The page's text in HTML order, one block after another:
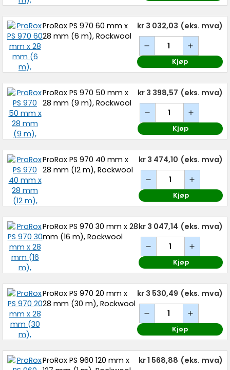
ProRox PS 970 60 mm x
28 mm (6 m), Rockwool
kr 3 032,03 (eks. mva)
Kjøp
ProRox PS 970 50 mm x
28 mm (9 m), Rockwool
kr 3 398,57 (eks. mva)
Kjøp
ProRox PS 970 40 mm x
28 mm (12 m), Rockwool
kr 3 474,10 (eks. mva)
Kjøp
ProRox PS 970 30 mm x 28
mm (16 m), Rockwool
kr 3 047,14 (eks. mva)
Kjøp
ProRox PS 970 20 mm x
28 mm (30 m), Rockwool
kr 3 530,49 (eks. mva)
Kjøp
ProRox PS 960 120 mm x
kr 1 568,88 (eks. mva)